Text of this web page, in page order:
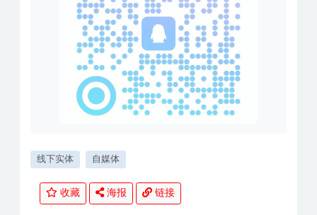
线下实体 自媒体
收藏 海报 链接